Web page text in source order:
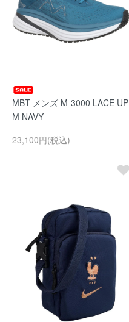
MBT メンズ M-3000 LACE UP
M NAVY
23,100円(税込)